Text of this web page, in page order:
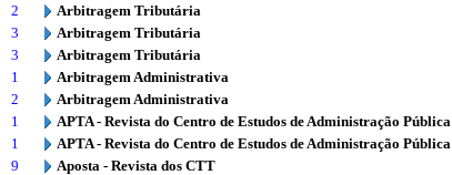
2
Arbitragem Tributária
3
Arbitragem Tributária
3
Arbitragem Tributária
1
Arbitragem Administrativa
2
Arbitragem Administrativa
1
APTA - Revista do Centro de Estudos de Administração Pública
1
APTA - Revista do Centro de Estudos de Administração Pública
9
Aposta - Revista dos CTT